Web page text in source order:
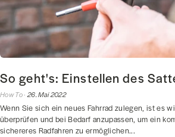
So geht's: Einstellen des
How To ·26. Mai 2022
Wenn Sie sich ein neues Fahrrad zulegen, ist es
überprüfen und bei Bedarf anzupassen, um ein
sichereres Radfahren zu ermöglichen...